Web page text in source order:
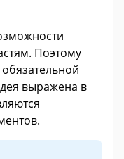
Поэтому
выражена в